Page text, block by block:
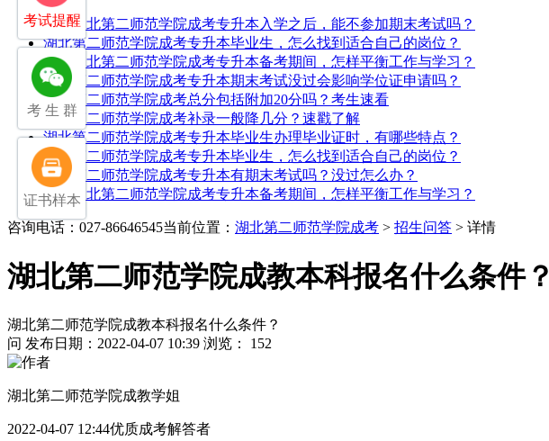
24年湖北第二师范学院成考专升本入学之后，能不参加期末考试吗？
湖北第二师范学院成考专升本毕业生，怎么找到适合自己的岗位？
25年湖北第二师范学院成考专升本备考期间，怎样平衡工作与学习？
湖北第二师范学院成考专升本期末考试没过会影响学位证申请吗？
湖北第二师范学院成考总分包括附加20分吗？考生速看
湖北第二师范学院成考补录一般降几分？速戳了解
湖北第二师范学院成考专升本毕业生办理毕业证时，有哪些特点？
湖北第二师范学院成考专升本毕业生，怎么找到适合自己的岗位？
湖北第二师范学院成考专升本有期末考试吗？没过怎么办？
25年湖北第二师范学院成考专升本备考期间，怎样平衡工作与学习？
咨询电话：027-86646545当前位置： 湖北第二师范学院成考 > 招生问答 > 详情
湖北第二师范学院成教本科报名什么条件？
湖北第二师范学院成教本科报名什么条件？
问 发布日期：2022-04-07 10:39 浏览： 152
湖北第二师范学院成教学姐
2022-04-07 12:44优质成考解答者
考试提醒
考 生 群
证书样本